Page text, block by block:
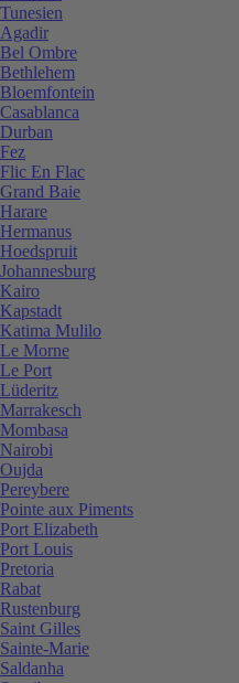
Tunesien
Agadir
Bel Ombre
Bethlehem
Bloemfontein
Casablanca
Durban
Fez
Flic En Flac
Grand Baie
Harare
Hermanus
Hoedspruit
Johannesburg
Kairo
Kapstadt
Katima Mulilo
Le Morne
Le Port
Lüderitz
Marrakesch
Mombasa
Nairobi
Oujda
Pereybere
Pointe aux Piments
Port Elizabeth
Port Louis
Pretoria
Rabat
Rustenburg
Saint Gilles
Sainte-Marie
Saldanha